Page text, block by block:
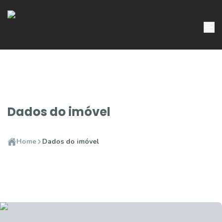
Dados do imóvel
Home Dados do imóvel